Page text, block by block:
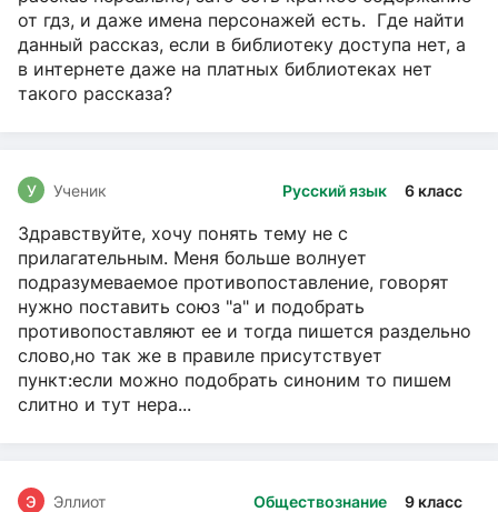
от гдз, и даже имена персонажей есть. Где найти
данный рассказ, если в библиотеку доступа нет, а
в интернете даже на платных библиотеках нет
такого рассказа?
Русский язык 6 класс
У Ученик
Здравствуйте, хочу понять тему не с
прилагательным. Меня больше волнует
подразумеваемое противопоставление, говорят
нужно поставить союз "а" и подобрать
противопоставляют ее и тогда пишется раздельно
слово,но так же в правиле присутствует
пункт:если можно подобрать синоним то пишем
слитно и тут нера...
Обществознание 9 класс
Э Эллиот